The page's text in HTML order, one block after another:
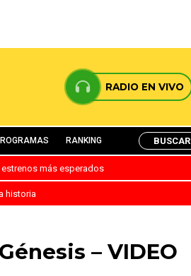
RADIO EN VIVO
RANKING BUSCAR
más esperados
historia
– VIDEO